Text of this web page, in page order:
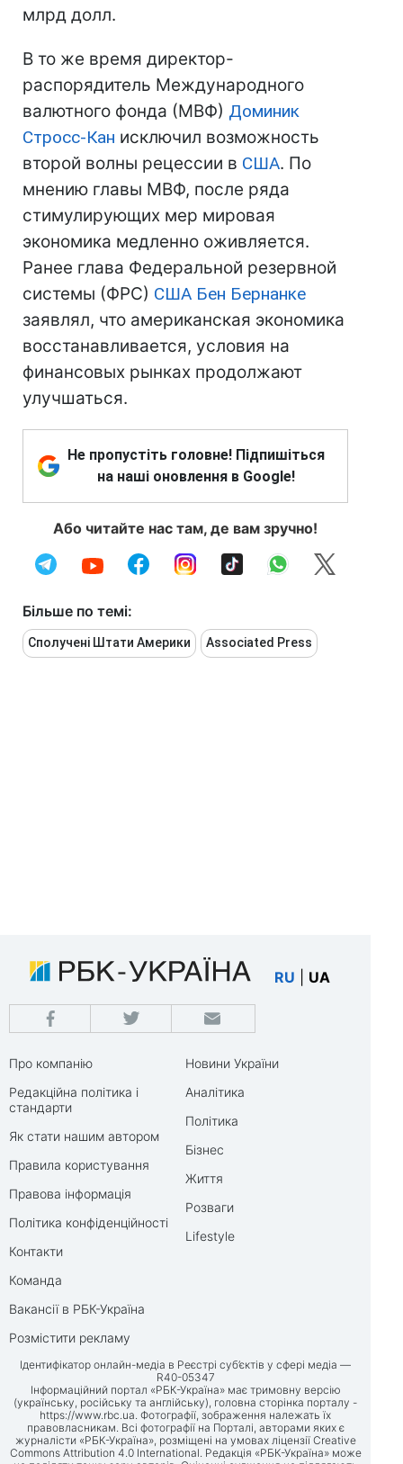
млрд долл.
В то же время директор-
распорядитель Международного
валютного фонда (МВФ) Доминик
Стросс-Кан исключил возможность
второй волны рецессии в США. По
мнению главы МВФ, после ряда
стимулирующих мер мировая
экономика медленно оживляется.
Ранее глава Федеральной резервной
системы (ФРС) США Бен Бернанке
заявлял, что американская экономика
восстанавливается, условия на
финансовых рынках продолжают
улучшаться.
Не пропустіть головне! Підпишіться
на наші оновлення в Google!
Або читайте нас там, де вам зручно!
Більше по темі:
Сполучені Штати Америки Associated Press
RU UA
Про компанію
Редакційна політика і
стандарти
Як стати нашим автором
Правила користування
Правова інформація
Політика конфіденційності
Контакти
Команда
Вакансії в РБК-Україна
Розмістити рекламу
Новини України
Аналітика
Політика
Бізнес
Життя
Розваги
Lifestyle
Ідентифікатор онлайн-медіа в Реєстрі суб’єктів у сфері медіа —
R40-05347
Інформаційний портал «РБК-Україна» має тримовну версію
(українську, російську та англійську), головна сторінка порталу -
https://www.rbc.ua. Фотографії, зображення належать їх
правовласникам. Всі фотографії на Порталі, авторами яких є
журналісти «РБК-Україна», розміщені на умовах ліцензії Creative
Commons Attribution 4.0 International. Редакція «РБК-Україна» може